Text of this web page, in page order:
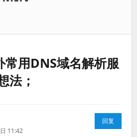
常用DNS域名解析服
法；
11:42
回复